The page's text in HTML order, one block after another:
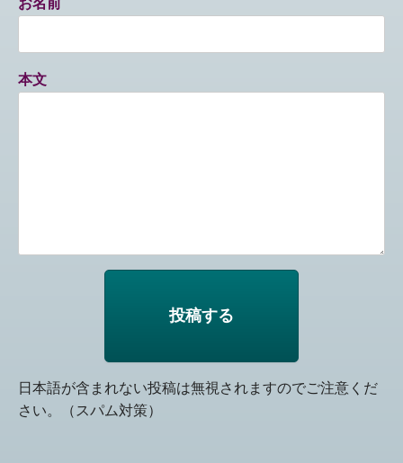
お名前
本文
日本語が含まれない投稿は無視されますのでご注意くだ
さい。（スパム対策）